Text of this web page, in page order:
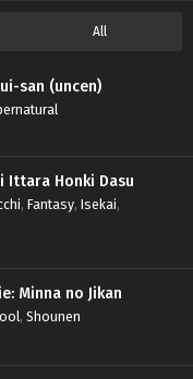
All
san (uncen)
Ittara Honki Dasu
, Fantasy, Isekai,
Minna no Jikan
, Shounen